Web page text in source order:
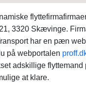
3320 Skævinge.
har en pæn
på webportalen
adskillige
at klare.